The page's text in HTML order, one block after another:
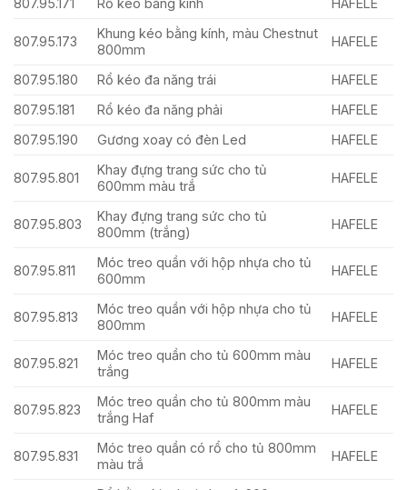
807.95.173
Khung kéo bằng kính, màu Chestnut
800mm
HAFELE
807.95.180 Rổ kéo đa năng trái
HAFELE
807.95.181
Rổ kéo đa năng phải
HAFELE
807.95.190
Gương xoay có đèn Led HAFELE
807.95.801
Khay đựng trang sức cho tủ
600mm màu trắ
HAFELE
807.95.803
Khay đựng trang sức cho tủ
800mm (trắng)
HAFELE
807.95.811
Móc treo quần với hộp nhựa cho tủ
600mm
HAFELE
807.95.813
Móc treo quần với hộp nhựa cho tủ
800mm
HAFELE
807.95.821
Móc treo quần cho tủ 600mm màu
trắng
HAFELE
807.95.823
Móc treo quần cho tủ 800mm màu
trắng Haf
HAFELE
807.95.831
Móc treo quần có rổ cho tủ 800mm
màu trắ
HAFELE